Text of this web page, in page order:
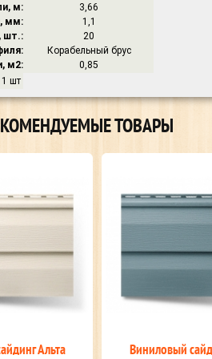
м:
3,66
мм:
1,1
шт.:
20
Корабельный брус
м2:
0,85
1 шт
ТОВАРЫ
Альта
Виниловый